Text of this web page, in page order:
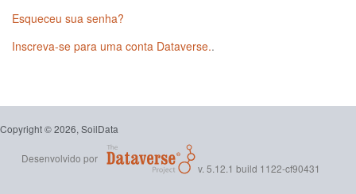
Esqueceu sua senha?
Inscreva-se para uma conta Dataverse..
Copyright © 2026, SoilData
Desenvolvido por
v. 5.12.1 build 1122-cf90431